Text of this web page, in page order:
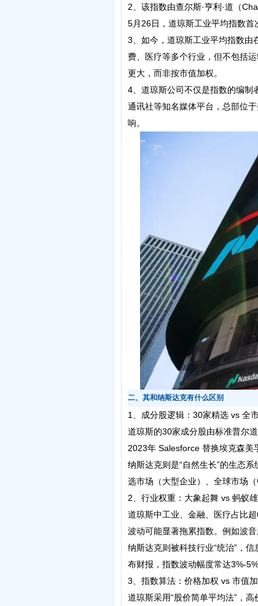
2、该指数由查尔斯·亨利·道（
5月26日，道琼斯工业平均指数首
3、如今，道琼斯工业平均指数由
费、医疗等多个行业，但不包括
更大，而非按市值加权。
4、道琼斯公司不仅是指数的编制
通讯社等知名媒体平台，总部位
响。
二、其和纳斯达克有什么区别
1‌、 成分股逻辑：30家精选 vs 全
道琼斯的30家成分股由标准普尔
2023年 Salesforce 替换埃克森美
纳斯达克则是“自然生长”的生态
选市场（大型企业）、全球市场（
2、行业权重：大象起舞 vs 蚂蚁
道琼斯中工业、金融、医疗占比
波动可能显著拖累指数。例如波
纳斯达克则被科技行业“统治”，
布财报，指数波动幅度常达3%-
3、指数算法：价格加权 vs 市值
道琼斯采用“股价简单平均法”，